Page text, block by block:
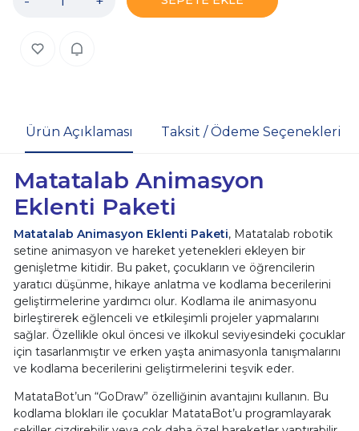
Ürün Açıklaması Taksit / Ödeme Seçenekleri
Matatalab Animasyon
Eklenti Paketi
Matatalab Animasyon Eklenti Paketi, Matatalab robotik
setine animasyon ve hareket yetenekleri ekleyen bir
genişletme kitidir. Bu paket, çocukların ve öğrencilerin
yaratıcı düşünme, hikaye anlatma ve kodlama becerilerini
geliştirmelerine yardımcı olur. Kodlama ile animasyonu
birleştirerek eğlenceli ve etkileşimli projeler yapmalarını
sağlar. Özellikle okul öncesi ve ilkokul seviyesindeki çocuklar
için tasarlanmıştır ve erken yaşta animasyonla tanışmalarını
ve kodlama becerilerini geliştirmelerini teşvik eder.
MatataBot’un “GoDraw” özelliğinin avantajını kullanın. Bu
kodlama blokları ile çocuklar MatataBot’u programlayarak